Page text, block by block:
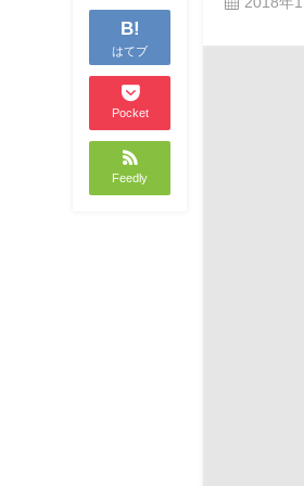
B!
はてブ
Pocket
Feedly